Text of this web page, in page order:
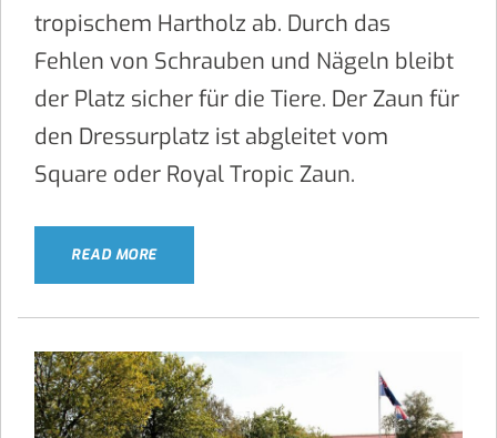
tropischem Hartholz ab. Durch das
Fehlen von Schrauben und Nägeln bleibt
der Platz sicher für die Tiere. Der Zaun für
den Dressurplatz ist abgleitet vom
Square oder Royal Tropic Zaun.
READ MORE